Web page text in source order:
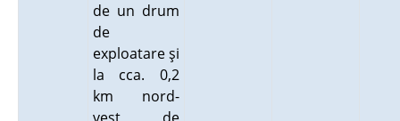
de un drum
de
exploatare şi
la cca. 0,2
km nord-